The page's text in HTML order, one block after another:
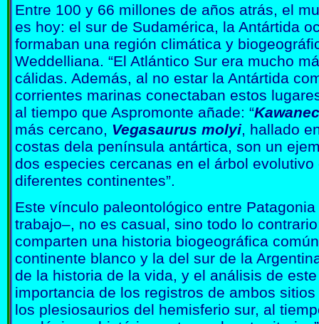
Entre 100 y 66 millones de años atrás, el
es hoy: el sur de Sudamérica, la Antártida
formaban una región climática y
Weddelliana. “El Atlántico Sur era mucho
cálidas. Además, al no estar la Antártida
corrientes marinas conectaban estos
al tiempo que Aspromonte añade: “
más cercano, Vegasaurus molyi, hallado
costas dela península antártica, son un
dos especies cercanas en el árbol
diferentes continentes”.
Este vínculo paleontológico entre
trabajo–, no es casual, sino todo lo
comparten una historia biogeográfica
continente blanco y la del sur de la
de la historia de la vida, y el análisis de
importancia de los registros de ambos
los plesiosaurios del hemisferio sur, al